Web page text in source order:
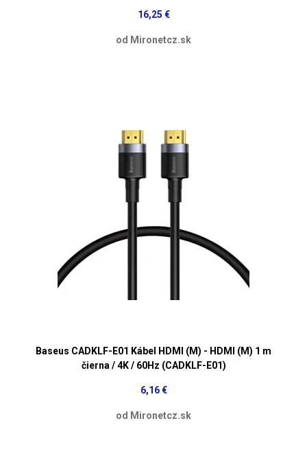
16,25 €
od Mironetcz.sk
Baseus CADKLF-E01 Kábel HDMI (M) - HDMI (M) 1 m
čierna / 4K / 60Hz (CADKLF-E01)
6,16 €
od Mironetcz.sk